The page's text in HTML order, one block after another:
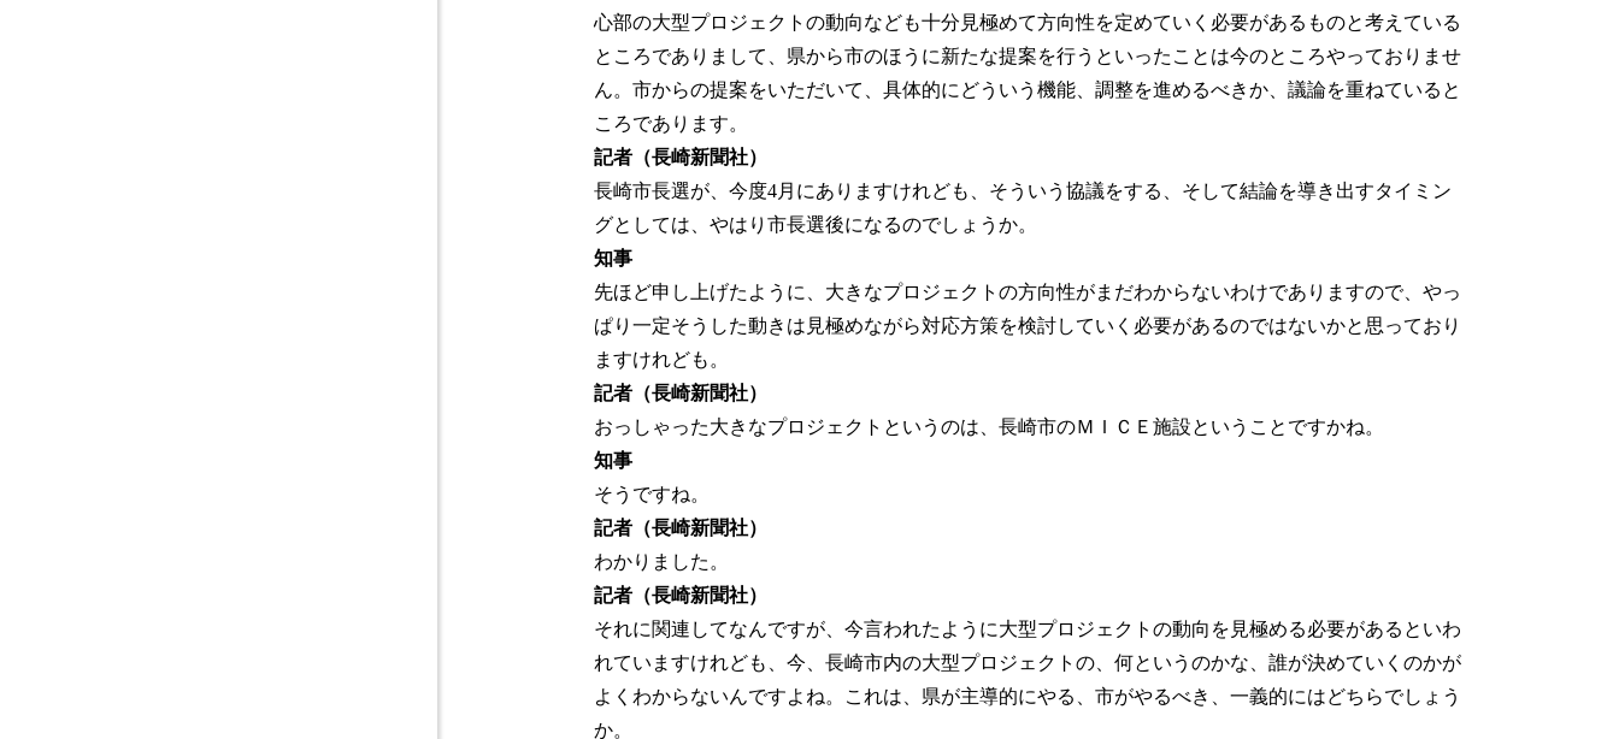
心部の大型プロジェクトの動向なども十分見極めて方向性を定めていく必要があるものと考えている
ところでありまして、県から市のほうに新たな提案を行うといったことは今のところやっておりませ
ん。市からの提案をいただいて、具体的にどういう機能、調整を進めるべきか、議論を重ねていると
ころであります。
記者（長崎新聞社）
長崎市長選が、今度4月にありますけれども、そういう協議をする、そして結論を導き出すタイミン
グとしては、やはり市長選後になるのでしょうか。
知事
先ほど申し上げたように、大きなプロジェクトの方向性がまだわからないわけでありますので、やっ
ぱり一定そうした動きは見極めながら対応方策を検討していく必要があるのではないかと思っており
ますけれども。
記者（長崎新聞社）
おっしゃった大きなプロジェクトというのは、長崎市のＭＩＣＥ施設ということですかね。
知事
そうですね。
記者（長崎新聞社）
わかりました。
記者（長崎新聞社）
それに関連してなんですが、今言われたように大型プロジェクトの動向を見極める必要があるといわ
れていますけれども、今、長崎市内の大型プロジェクトの、何というのかな、誰が決めていくのかが
よくわからないんですよね。これは、県が主導的にやる、市がやるべき、一義的にはどちらでしょう
か。